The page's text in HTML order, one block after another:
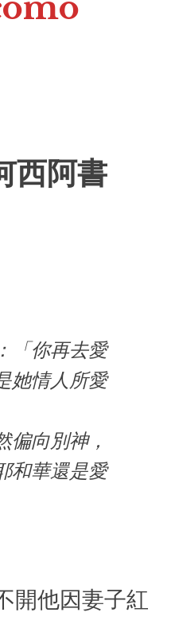
西阿書
「你再去愛
她情人所愛
偏向別神，
和華還是愛
開他因妻子紅